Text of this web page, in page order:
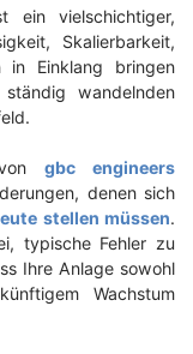
ein vielschichtiger,
Skalierbarkeit,
in Einklang bringen
wandelnden
gbc engineers
denen sich
stellen müssen.
typische Fehler zu
Ihre Anlage sowohl
Wachstum